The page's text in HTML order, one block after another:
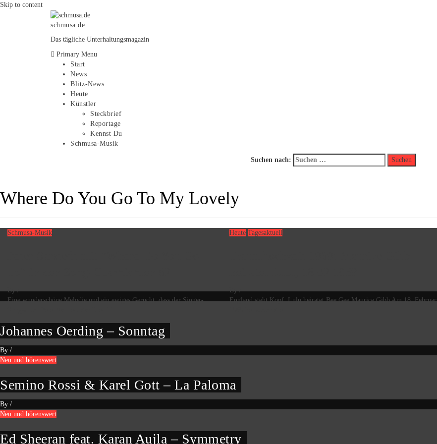
Skip to content
schmusa.de
Das tägliche Unterhaltungsmagazin
Primary Menu
Start
News
Blitz-News
Heute
Künstler
Steckbrief
Reportage
Kennst Du
Schmusa-Musik
Suchen nach:
Where Do You Go To My Lovely
Schmusa-Musik
By /
Eine wunderschöne Melodie und ein ewiges Gerücht, dass der Singer-
Heute Tagesaktuell
By /
England steht Kopf: Lulu heiratet Bee Gee Maurice Gibb Am 18. Februar
Johannes Oerding – Sonntag
By /
Neu und hörenswert
Semino Rossi & Karel Gott – La Paloma
By /
Neu und hörenswert
Ed Sheeran feat. Karan Aujla – Symmetry